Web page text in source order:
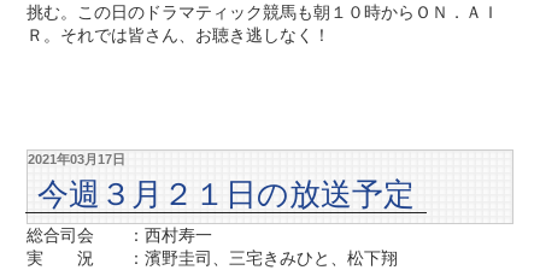
挑む。この日のドラマティック競馬も朝１０時からＯＮ．ＡＩ
Ｒ。それでは皆さん、お聴き逃しなく！
2021年03月17日
今週３月２１日の放送予定
総合司会 ：西村寿一
実 況 ：濱野圭司、三宅きみひと、松下翔